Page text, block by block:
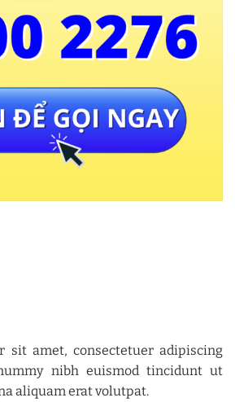
sit amet, consectetuer adipiscing
nibh euismod tincidunt ut
aliquam erat volutpat.